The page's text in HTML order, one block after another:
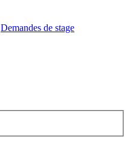
Demandes de stage